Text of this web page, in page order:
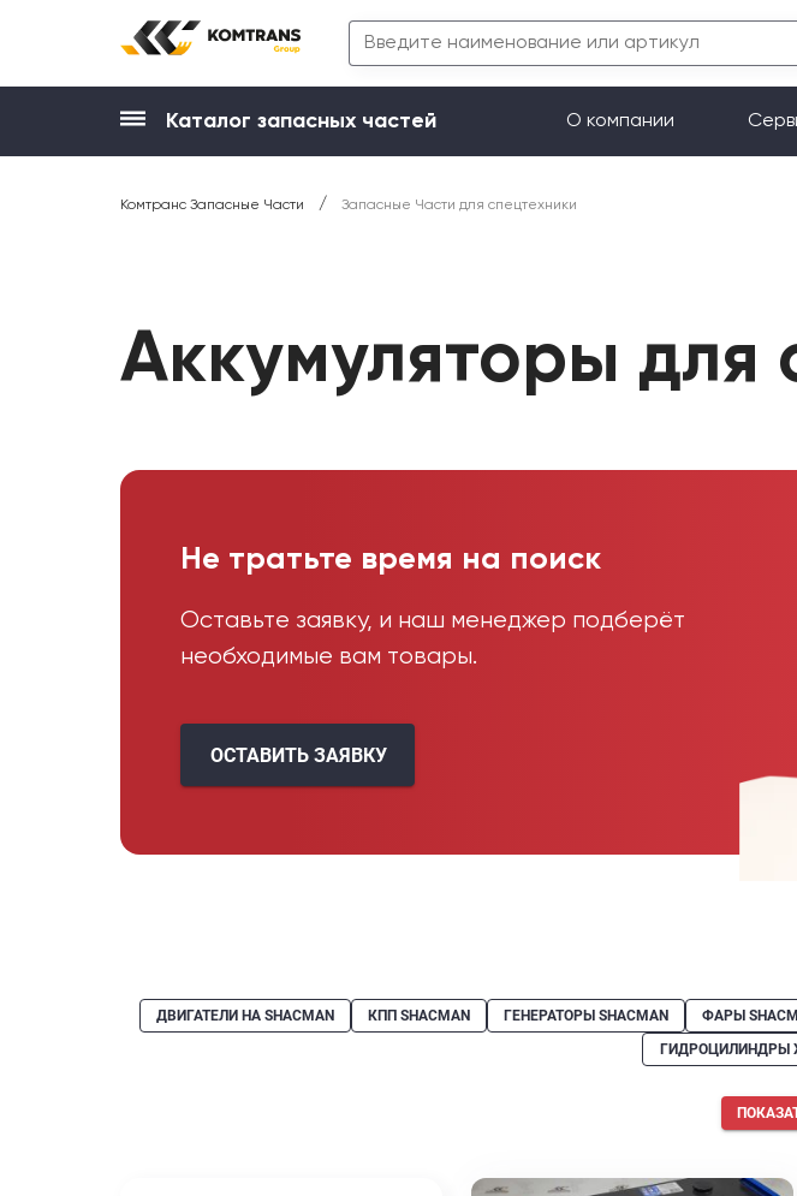
Каталог запасных частей О компании
Комтранс Запасные Части / Запасные Части для спецтехники
Аккумуляторы для
Не тратьте время на поиск
Оставьте заявку, и наш менеджер подберёт
необходимые вам товары.
ОСТАВИТЬ ЗАЯВКУ
ДВИГАТЕЛИ НА SHACMAN КПП SHACMAN ГЕНЕРАТОРЫ SHACMAN ФАРЫ
ГИДРОЦИЛИНДРЫ